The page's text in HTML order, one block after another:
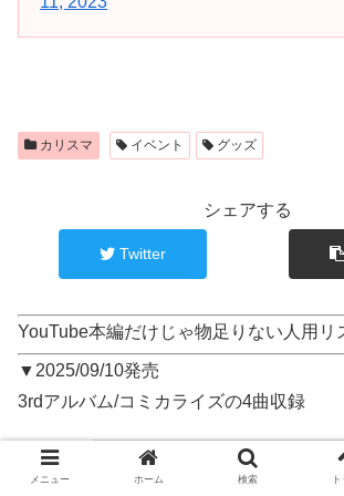
カリスマ イベント グッズ
シェアする
Twitter
YouTube本編だけじゃ物足りない人用リ
▼2025/09/10発売
3rdアルバム/コミカライズの4曲収録
メニュー ホーム 検索